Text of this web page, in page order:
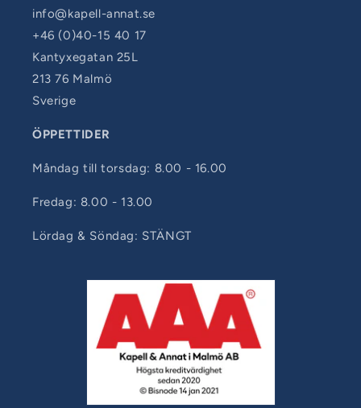
info@kapell-annat.se
+46 (0)40-15 40 17
Kantyxegatan 25L
213 76 Malmö
Sverige
ÖPPETTIDER
Måndag till torsdag: 8.00 - 16.00
Fredag: 8.00 - 13.00
Lördag & Söndag: STÄNGT